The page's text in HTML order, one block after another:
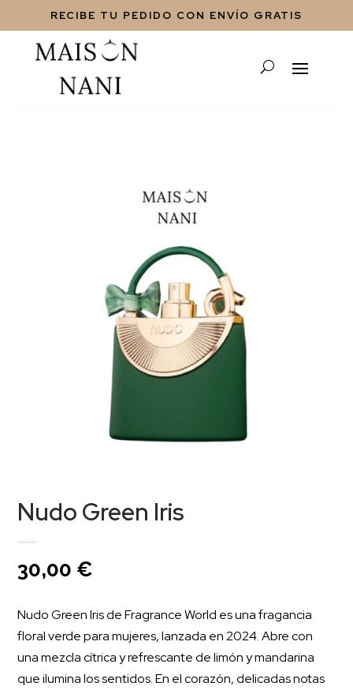
RECIBE TU PEDIDO CON ENVÍO GRATIS
Nudo Green Iris
30,00 €
Nudo Green Iris de Fragrance World es una fragancia
floral verde para mujeres, lanzada en 2024. Abre con
una mezcla cítrica y refrescante de limón y mandarina
que ilumina los sentidos. En el corazón, delicadas notas